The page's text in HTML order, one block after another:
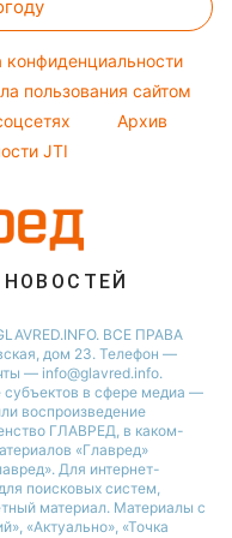
конфиденциальности
пользования сайтом
Архив
JTI
ВСЕ ПРАВА
дом 23. Телефон —
— info@glavred.info.
cубъектов в сфере медиа —
воспроизведение
ГЛАВРЕД, в каком-
«Главред»
Для интернет-
поисковых систем,
материал. Материалы с
«Актуально», «Точка